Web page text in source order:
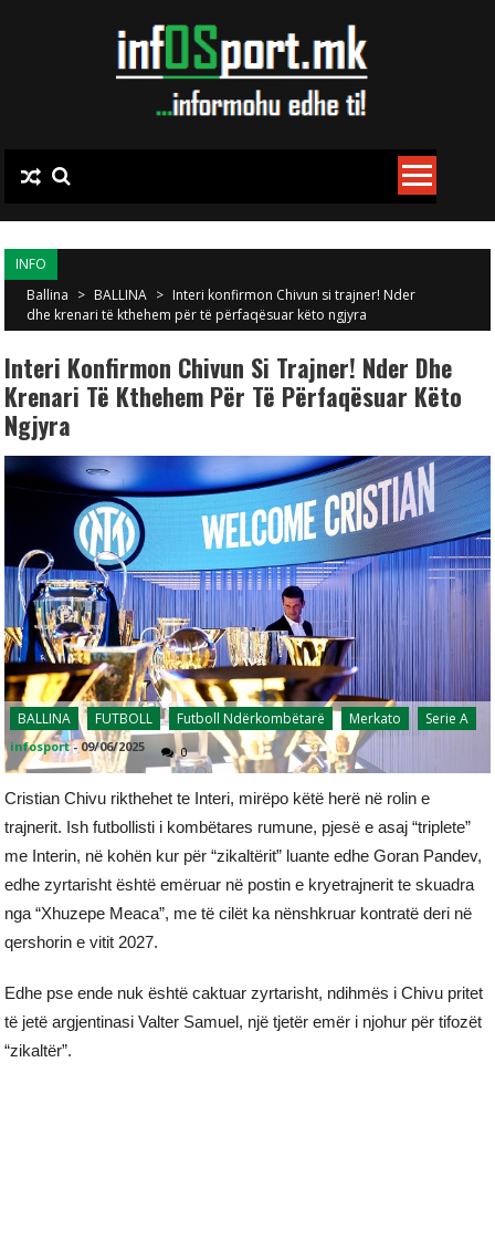
INFO
Ballina > BALLINA > Interi konfirmon Chivun si trajner! Nder
dhe krenari të kthehem për të përfaqësuar këto ngjyra
Interi Konfirmon Chivun Si Trajner! Nder Dhe
Krenari Të Kthehem Për Të Përfaqësuar Këto
Ngjyra
BALLINA FUTBOLL Futboll Ndërkombëtarë Merkato Serie A
infosport -09/06/2025 0
Cristian Chivu rikthehet te Interi, mirëpo këtë herë në rolin e
trajnerit. Ish futbollisti i kombëtares rumune, pjesë e asaj “triplete”
me Interin, në kohën kur për “zikaltërit” luante edhe Goran Pandev,
edhe zyrtarisht është emëruar në postin e kryetrajnerit te skuadra
nga “Xhuzepe Meaca”, me të cilët ka nënshkruar kontratë deri në
qershorin e vitit 2027.
Edhe pse ende nuk është caktuar zyrtarisht, ndihmës i Chivu pritet
të jetë argjentinasi Valter Samuel, një tjetër emër i njohur për tifozët
“zikaltër”.